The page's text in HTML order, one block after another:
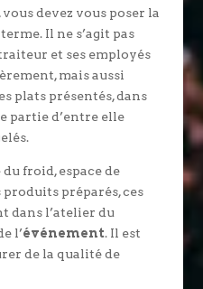
devez vous poser la
Il ne s’agit pas
et ses employés
mais aussi
plats présentés, dans
partie d’entre elle
froid, espace de
préparés, ces
dans l’atelier du
l’événement. Il est
de la qualité de